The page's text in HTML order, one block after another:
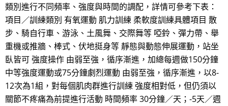
類別進行不同頻率、強度與時間的調配，詳情可參考下表：
項目／訓練類別 有氧運動 肌力訓練 柔軟度訓練具體項目 散
步、騎自行車、游泳、土風舞、交際舞等 啞鈴、彈力帶、舉
重機或推牆、棒式、伏地挺身等 靜態與動態伸展運動，站坐
臥皆可 強度操作 由弱至強，循序漸進，加總每週做150分鐘
中等強度運動或75分鐘劇烈運動 由弱至強，循序漸進，以8-
12次為1組，對每個肌肉群進行訓練 強度相對低，但仍須以
關節不疼痛為前提進行活動 時間頻率 30分鐘／天；-5天／週